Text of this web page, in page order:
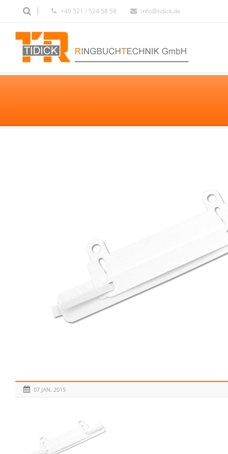
+49 521 / 524 58 58 info@tidick.de
07 JAN. 2015